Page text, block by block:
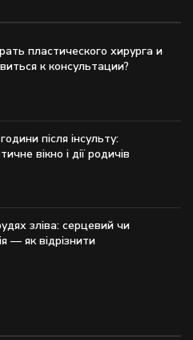
пластического хирурга и
к консультации?
після інсульту:
вікно і дії родичів
зліва: серцевий чи
— як відрізнити